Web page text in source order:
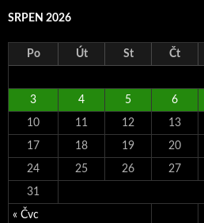
SRPEN 2026
Po Út St Čt
« Čvc
3 4 5 6
10 11 12 13
17 18 19 20
24 25 26 27
31